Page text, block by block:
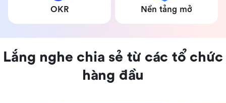
OKR Nền tảng mở
Lắng nghe chia sẻ từ các tổ chức
hàng đầu